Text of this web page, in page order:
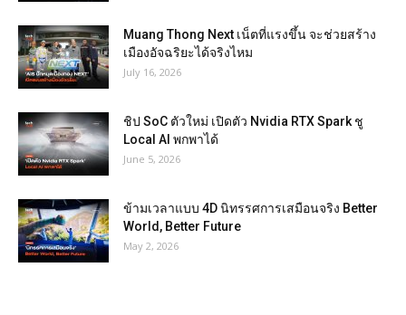
Muang Thong Next เน็ตที่แรงขึ้น จะช่วยสร้าง
เมืองอัจฉริยะได้จริงไหม
July 16, 2026
ชิป SoC ตัวใหม่ เปิดตัว Nvidia RTX Spark ชู
Local AI พกพาได้
June 5, 2026
ข้ามเวลาแบบ 4D นิทรรศการเสมือนจริง Better
World, Better Future
May 2, 2026